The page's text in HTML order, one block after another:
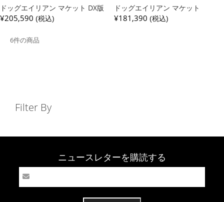
ドッグエイリアン マケット DX版
¥205,590 (税込)
ドッグエイリアン マケット
¥181,390 (税込)
6件の商品
Filter By
ニュースレターを購読する